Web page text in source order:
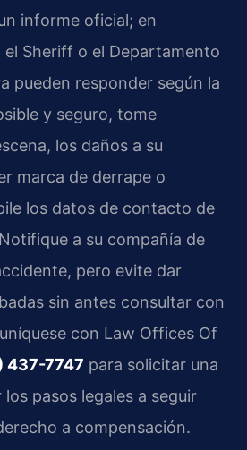
informe oficial; en
el Sheriff o el Departamento
pueden responder según la
y seguro, tome
los daños a su
marca de derrape o
los datos de contacto de
a su compañía de
pero evite dar
sin antes consultar con
con Law Offices Of
437-7747 para solicitar una
pasos legales a seguir
a compensación.